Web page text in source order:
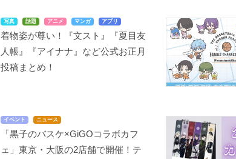
写真 話題 アニメ マンガ アプリ
着物姿が尊い！『文スト』『夏目友
人帳』『アイナナ』など公式お正月
投稿まとめ！
イベント ニュース
「黒子のバスケ×GiGOコラボカフ
ェ」東京・大阪の2店舗で開催！テ